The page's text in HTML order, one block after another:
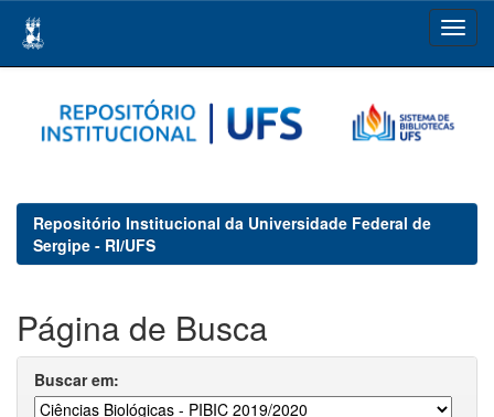
navigation
Repositório Institucional da Universidade Federal de
Sergipe - RI/UFS
Página de Busca
Buscar em: